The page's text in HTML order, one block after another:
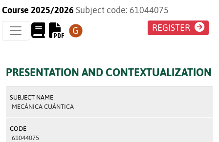
Course 2025/2026 Subject code: 61044075
REGISTER
PRESENTATION AND CONTEXTUALIZATION
SUBJECT NAME
MECÁNICA CUÁNTICA
CODE
61044075